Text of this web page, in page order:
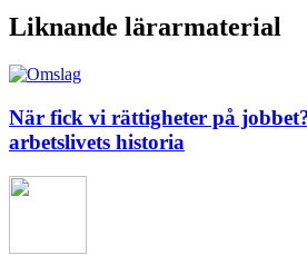
Liknande lärarmaterial
När fick vi rättigheter på
arbetslivets historia